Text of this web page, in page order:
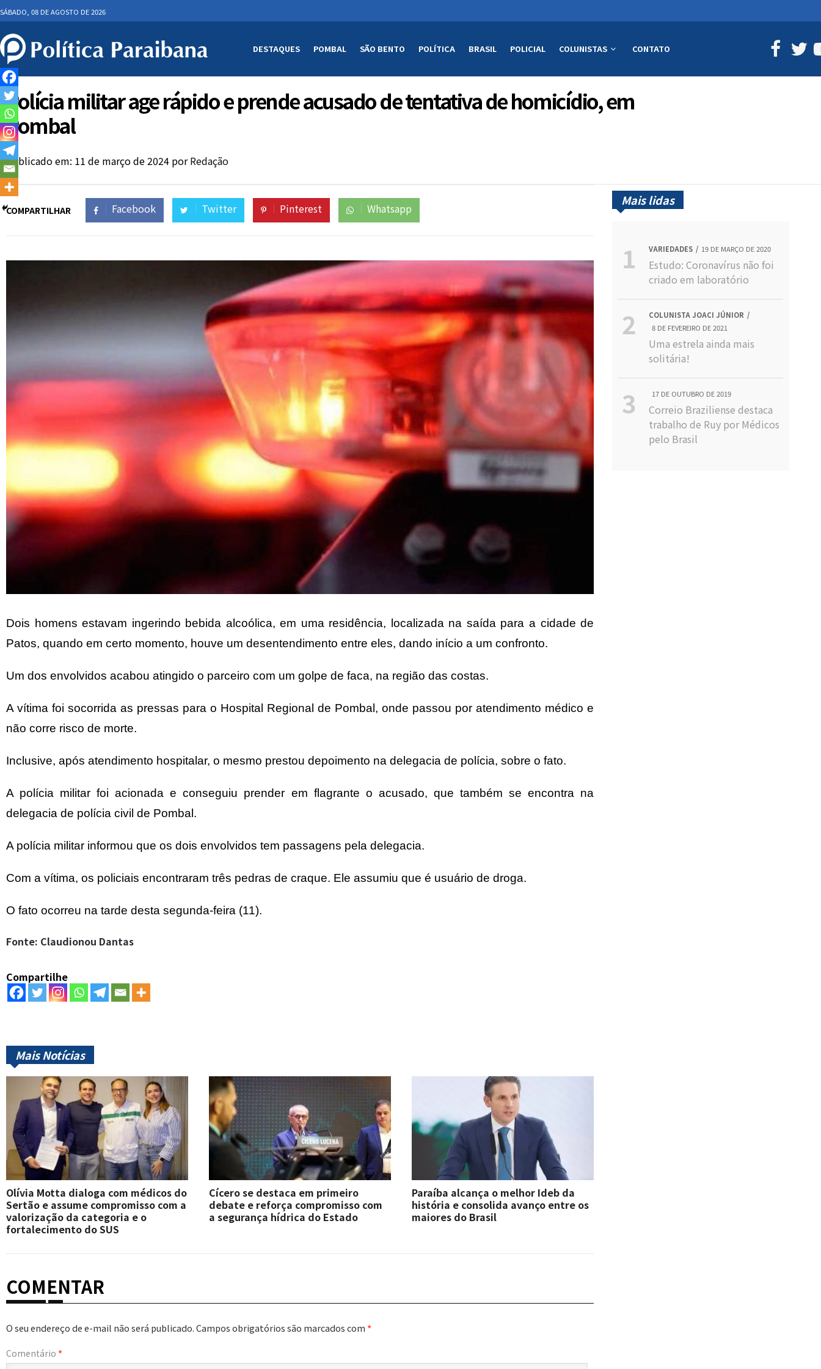
SÁBADO, 08 DE AGOSTO DE 2026
DESTAQUES POMBAL SÃO BENTO POLÍTICA BRASIL POLICIAL COLUNISTAS CONTATO
Polícia militar age rápido e prende acusado de tentativa de homicídio, em
Pombal
Publicado em: 11 de março de 2024 porRedação
COMPARTILHAR Facebook Twitter Pinterest Whatsapp
Dois homens estavam ingerindo bebida alcoólica, em uma residência, localizada na saída para a cidade de
Patos, quando em certo momento, houve um desentendimento entre eles, dando início a um confronto.
Um dos envolvidos acabou atingido o parceiro com um golpe de faca, na região das costas.
A vítima foi socorrida as pressas para o Hospital Regional de Pombal, onde passou por atendimento médico e
não corre risco de morte.
Inclusive, após atendimento hospitalar, o mesmo prestou depoimento na delegacia de polícia, sobre o fato.
A polícia militar foi acionada e conseguiu prender em flagrante o acusado, que também se encontra na
delegacia de polícia civil de Pombal.
A polícia militar informou que os dois envolvidos tem passagens pela delegacia.
Com a vítima, os policiais encontraram três pedras de craque. Ele assumiu que é usuário de droga.
O fato ocorreu na tarde desta segunda-feira (11).
Fonte: Claudionou Dantas
Compartilhe
Mais Notícias
Olívia Motta dialoga com médicos do
Sertão e assume compromisso com a
valorização da categoria e o
fortalecimento do SUS
Cícero se destaca em primeiro
debate e reforça compromisso com
a segurança hídrica do Estado
Paraíba alcança o melhor Ideb da
história e consolida avanço entre os
maiores do Brasil
COMENTAR
O seu endereço de e-mail não será publicado.Campos obrigatórios são marcados com*
Comentário *
Mais lidas
VARIEDADES 19 DE MARÇO DE 2020
Estudo: Coronavírus não foi
criado em laboratório
COLUNISTA JOACI JÚNIOR
8 DE FEVEREIRO DE 2021
Uma estrela ainda mais
solitária!
17 DE OUTUBRO DE 2019
Correio Braziliense destaca
trabalho de Ruy por Médicos
pelo Brasil